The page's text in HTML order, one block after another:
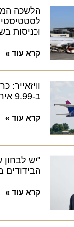
הלשכה
וכניסות בשנת
קרא עוד »
וויזאייר:
ב-9.99 אירו ליעדים נבחרים
קרא עוד »
"יש לבחון
הבידודים
קרא עוד »